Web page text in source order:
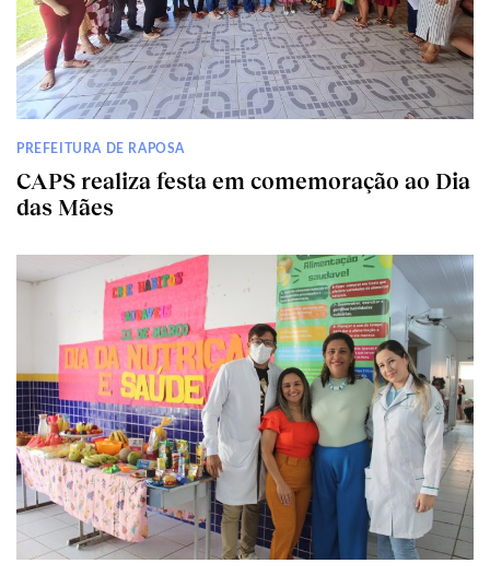
PREFEITURA DE RAPOSA
CAPS realiza festa em comemoração ao Dia
das Mães